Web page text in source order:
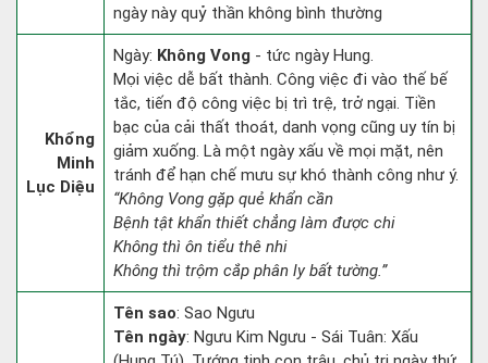
ngày này quỷ thần không bình thường
Khổng
Minh
Lục Diệu
Ngày: Không Vong - tức ngày Hung.
Mọi việc dễ bất thành. Công việc đi vào thế bế
tắc, tiến độ công việc bị trì trệ, trở ngại. Tiền
bạc của cải thất thoát, danh vọng cũng uy tín bị
giảm xuống. Là một ngày xấu về mọi mặt, nên
tránh để hạn chế mưu sự khó thành công như ý.
“Không Vong gặp quẻ khẩn cần
Bệnh tật khẩn thiết chẳng làm được chi
Không thì ôn tiểu thê nhi
Không thì trộm cắp phân ly bất tường.”
Tên sao: Sao Ngưu
Tên ngày: Ngưu Kim Ngưu - Sái Tuân: Xấu